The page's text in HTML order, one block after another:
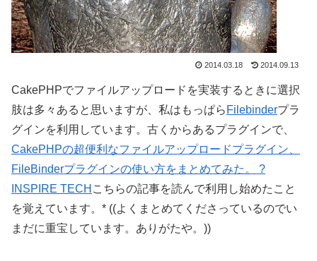
2014.03.18 2014.09.13
CakePHPでファイルアップロードを実装するときに選択
肢は多々あると思いますが、私はもっぱら Filebinderプラ
グインを利用しています。古くからあるプラグインで、
CakePHPの超便利なファイルアップロードプラグイン、
FileBinderプラグインの使い方をまとめてみた。 ?
INSPIRE TECH こちらの記事を読んで利用し始めたこと
を覚えています。* ((よくまとめてくださっているのでい
まだに重宝しています。ありがたや。))